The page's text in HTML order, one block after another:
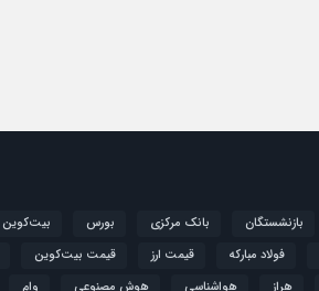
بازنشستگان بانک مرکزی بورس بیت‌کوین
فولاد مبارکه قیمت ارز قیمت بیت‌کوین
هراز هواشناسی هوش مصنوعی وام